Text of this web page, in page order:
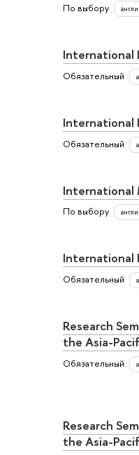
По выбору
International
Обязательный
International
Обязательный
International
По выбору
International
Обязательный
Research
the Asia-
Обязательный
Research
the Asia-